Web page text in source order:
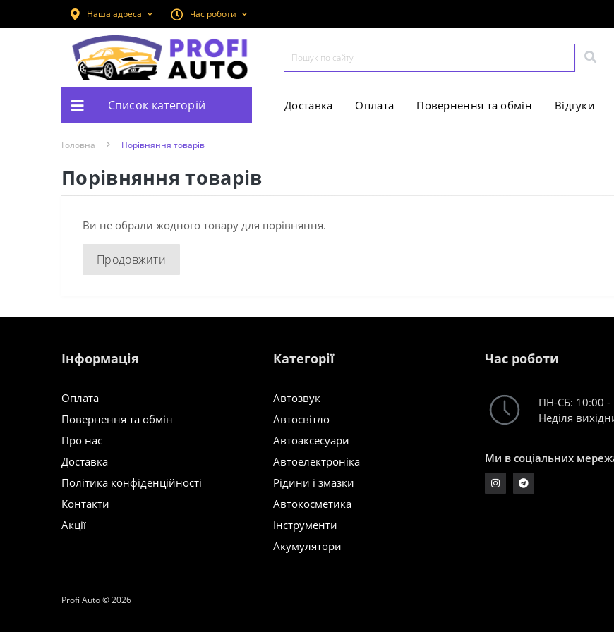
Наша адреса Час роботи
Список категорій Доставка Оплата Повернення та обмін Відгуки
Головна Порівняння товарів
Порівняння товарів
Ви не обрали жодного товару для порівняння.
Продовжити
Інформація
Оплата
Повернення та обмін
Про нас
Доставка
Політика конфіденційності
Контакти
Акції
Категорії
Автозвук
Автосвітло
Автоаксесуари
Автоелектроніка
Рідини і змазки
Автокосметика
Інструменти
Акумулятори
Час роботи
ПН-СБ: 10:00 -
Неділя
Ми в соціальних
Profi Auto © 2026